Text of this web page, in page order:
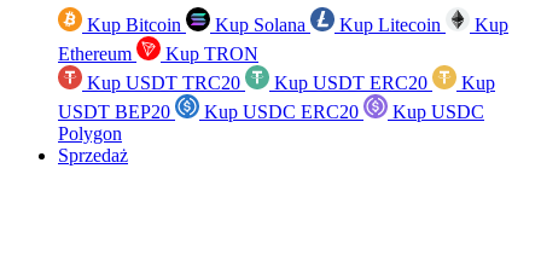
Kup Bitcoin Kup Solana Kup Litecoin
Kup
Ethereum
Kup TRON
Kup USDT TRC20
Kup USDT ERC20
Kup
USDT BEP20
Kup USDC ERC20
Kup USDC
Polygon
Sprzedaż